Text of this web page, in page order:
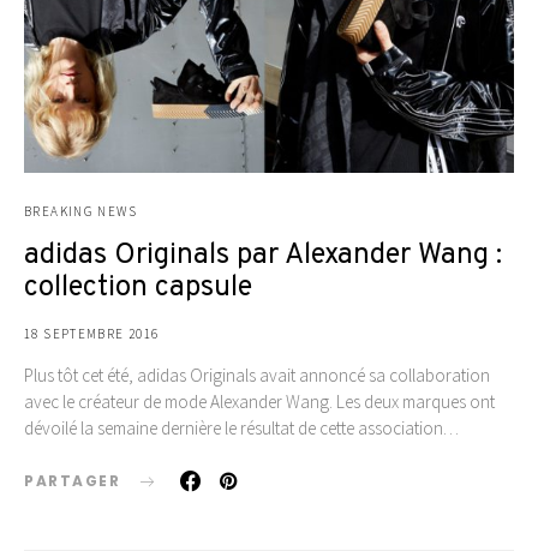
BREAKING NEWS
adidas Originals par Alexander Wang :
collection capsule
18 SEPTEMBRE 2016
Plus tôt cet été, adidas Originals avait annoncé sa collaboration
avec le créateur de mode Alexander Wang. Les deux marques ont
dévoilé la semaine dernière le résultat de cette association…
PARTAGER